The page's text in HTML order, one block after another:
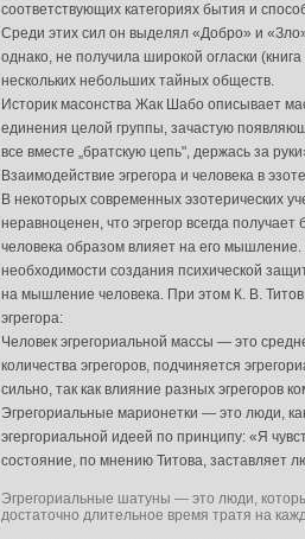
соответствующих категориях бытия и
Среди этих сил он выделял «Добро» и
однако, не получила широкой огласки
нескольких небольших тайных обществ.
Историк масонства Жак Шабо описывает
единения целой группы, зачастую
все вместе „братскую цепь", держась за
Взаимодействие эгрегора и человека в
В некоторых современных эзотерических
неравноценен, что эгрегор всегда
человека образом влияет на его
необходимости создания психической
на мышление человека. При этом К. В.
эгрегора:
Человек эгрегориальной массы — это
количества эгрегоров, подчиняется
сильно, так как влияние разных эгрегоров
Эгрегориальные марионетки — это люди,
эгергориальной идеей по принципу: «Я
состояние, по мнению Титова, заставляет
Эгрегориальные шатуны — это люди,
достаточно длительное время тратя на